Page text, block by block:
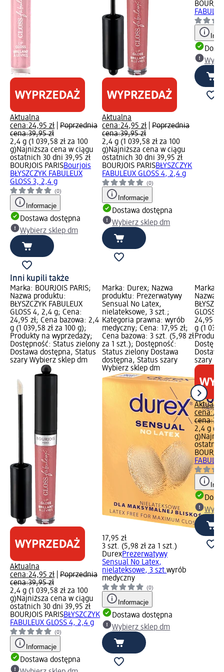
Aktualna
cena:24,95 zł
Poprzednia
cena:39,95 zł
2,4 g (1 039,58 zł za 100
g)Najniższa cena w ciągu
ostatnich 30 dni 39,95 zł
BOURJOIS PARISBourjois
BŁYSZCZYK FABULEUX
GLOSS 3, 2,4 g
(0)
Informacje
Dostawa dostępna
Wybierz sklep dm
Aktualna
cena:24,95 zł |Poprzednia
cena:39,95 zł
2,4 g (1 039,58 zł za 100
g)Najniższa cena w ciągu
ostatnich 30 dni 39,95 zł
BOURJOIS PARISBŁYSZCZYK
FABULEUX GLOSS 4, 2,4 g
(0)
Informacje
Dostawa dostępna
Wybierz sklep dm
Inni kupili także
Marka: BOURJOIS PARIS;
Nazwa produktu:
BŁYSZCZYK FABULEUX
GLOSS 4, 2,4 g; Cena:
24,95 zł; Cena bazowa: 2,4
g (1 039,58 zł za 100 g);
Produkty na wyprzedaży;
Dostępność: Status zielony
Dostawa dostępna, Status
szary Wybierz sklep dm
Aktualna
cena:24,95 zł
Poprzednia
cena:39,95 zł
2,4 g (1 039,58 zł za 100
g)Najniższa cena w ciągu
ostatnich 30 dni 39,95 zł
BOURJOIS PARISBŁYSZCZYK
FABULEUX GLOSS 4, 2,4 g
(0)
Informacje
Dostawa dostępna
Marka: Durex; Nazwa
produktu: Prezerwatywy
Sensual No Latex,
nielateksowe, 3 szt.;
Kategoria prawna: wyrób
medyczny; Cena: 17,95 zł;
Cena bazowa: 3 szt. (5,98 zł
za 1 szt.); Dostępność:
Status zielony Dostawa
dostępna, Status szary
Wybierz sklep dm
17,95 zł
3 szt. (5,98 zł za 1 szt.)
DurexPrezerwatywy
Sensual No Latex,
nielateksowe, 3 szt.wyrób
medyczny
(0)
Informacje
Dostawa dostępna
Wybierz sklep dm
Marka:
Nazwa
GLOSS
24,95
g (1
szary
Aktualna
cena:
cena:
2,4 g (1
g)